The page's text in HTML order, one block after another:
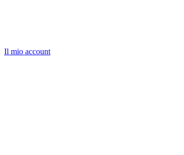
Il mio account